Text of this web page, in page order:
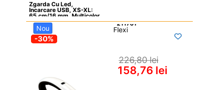
Zgarda Cu Led,
Incarcare USB, XS-XL:
65 cm/16 mm, Multicolor
Nou
-30%
Flexi
226,80 lei
158,76 lei